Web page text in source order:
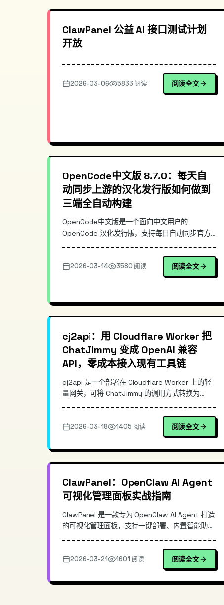
ClawPanel 公益 AI 接口测试计划
开放
2026-03-06 5833 阅读 阅读全文
OpenCode中文版 8.7.0：每天自
动同步上游的汉化发行版如何做到
三端全自动构建
OpenCode中文版是一个面向中文用户的
OpenCode 汉化发行版，支持每日自动同步官方
三端安装包。本文从真实使用痛点出发，拆解其自
动同步与构建流水线思路、发行版与上游的差异、
以及在团队落地时的安装与更新方式，帮助你快速
2026-03-14 3580 阅读 阅读全文
cj2api：用 Cloudflare Worker 把
ChatJimmy 变成 OpenAI 兼容
API，零成本接入现有工具链
cj2api 是一个部署在 Cloudflare Worker 上的轻
量网关，可将 ChatJimmy 的调用方式转换为
署，并自带测试页，方便快速验证。通过统一的
/v1/chat/completions 接口，开发者可以让现有
的 OpenAI SDK、代理层与应用无缝切换到
ChatJimmy。
2026-03-18 1405 阅读 阅读全文
ClawPanel：OpenClaw AI Agent
可视化管理面板实战指南
ClawPanel 是一款专为 OpenClaw AI Agent 打造
的可视化管理面板，支持一键部署、内置智能助
解析其架构设计、核心功能与实操流程，帮助开发
者快速上手高效的 AI Agent 管理体验。
2026-03-21 1601 阅读 阅读全文